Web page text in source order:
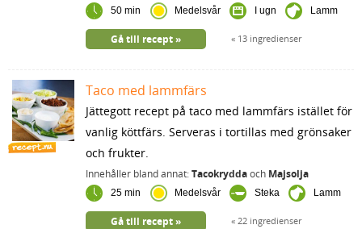
50 min Medelsvår I ugn Lamm
13 ingredienser
Gå till recept
Taco med lammfärs
Jättegott recept på taco med lammfärs istället för
vanlig köttfärs. Serveras i tortillas med grönsaker
och frukter.
Innehåller bland annat:Tacokryddaoch Majsolja
25 min Medelsvår Steka Lamm
22 ingredienser
Gå till recept